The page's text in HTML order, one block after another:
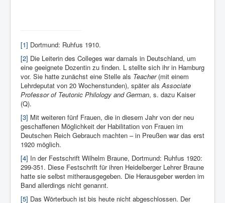
[1] Dortmund: Ruhfus 1910.
[2] Die Leiterin des Colleges war damals in Deutschland, um
eine geeignete Dozentin zu finden. L stellte sich ihr in Hamburg
vor. Sie hatte zunächst eine Stelle als Teacher(mit einem
Lehrdeputat von 20 Wochenstunden), später alsAssociate
Professor of Teutonic Philology and German, s. dazu Kaiser
(Q).
[3] Mit weiteren fünf Frauen, die in diesem Jahr von der neu
geschaffenen Möglichkeit der Habilitation von Frauen im
Deutschen Reich Gebrauch machten – in Preußen war das erst
1920 möglich.
[4] In der Festschrift Wilhelm Braune, Dortmund: Ruhfus 1920:
299-351. Diese Festschrift für ihren Heidelberger Lehrer Braune
hatte sie selbst mitherausgegeben. Die Herausgeber werden im
Band allerdings nicht genannt.
[5] Das Wörterbuch ist bis heute nicht abgeschlossen. Der